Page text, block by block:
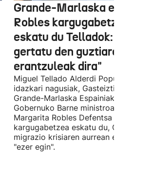
Grande-Marlaska eta
Robles kargugabetzea
eskatu du Telladok:
gertatu den guztiaren
erantzuleak dira"
Miguel Tellado Alderdi Popularraren
idazkari nagusiak, Gasteiztik,
Grande-Marlaska Espainiako
Gobernuko Barne ministroa eta
Margarita Robles Defentsa ministroa
kargugabetzea eskatu du, Ceutako
migrazio krisiaren aurrean ez
"ezer egin".